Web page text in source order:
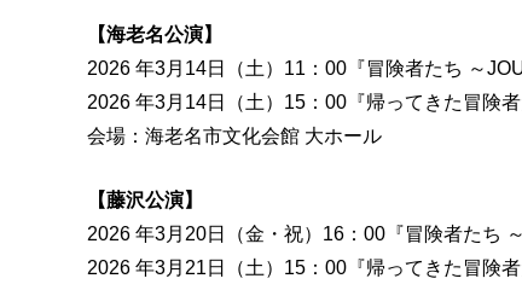
【海老名公演】
2026 年3月14日（土）11：00『冒険者たち ～
2026 年3月14日（土）15：00『帰ってきた冒険
会場：海老名市文化会館 大ホール
【藤沢公演】
2026 年3月20日（金・祝）16：00『冒険者たち
2026 年3月21日（土）15：00『帰ってきた冒険